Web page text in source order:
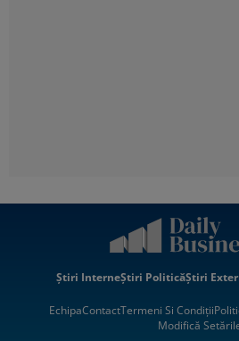
Știri InterneȘtiri PoliticăȘtiri
EchipaContactTermeni Si Condiții
Modifică